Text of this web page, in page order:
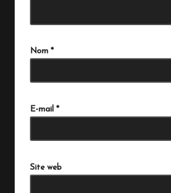
Nom *
E-mail *
Site web
lt
e
a
ti